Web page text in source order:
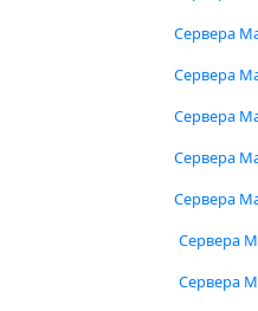
Сервера
Сервера
Сервера
Сервера
Сервера
Сервера
Сервера